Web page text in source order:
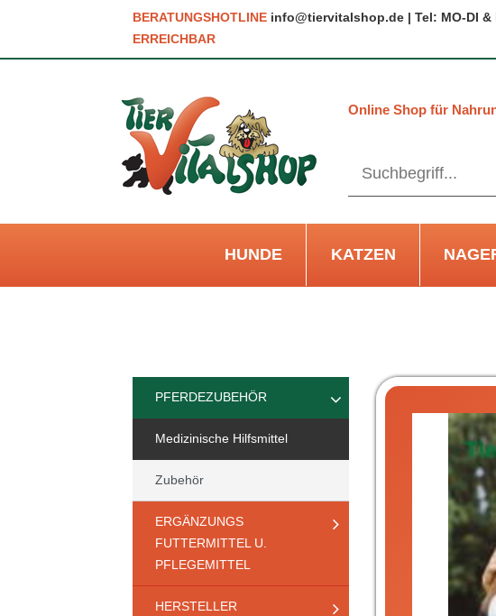
BERATUNGSHOTLINE info@tiervitalshop.de | Tel: MO-DI &
ERREICHBAR
Online Shop für
HUNDE KATZEN
PFERDEZUBEHÖR
Medizinische Hilfsmittel
Zubehör
ERGÄNZUNGS
FUTTERMITTEL U.
PFLEGEMITTEL
HERSTELLER